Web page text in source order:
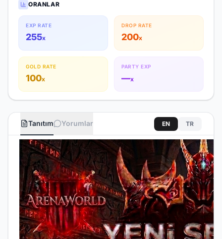
ORANLAR
EXP RATE
255x
DROP RATE
200x
GOLD RATE
100x
PARTY EXP
—x
Tanıtım Yorumlar EN TR